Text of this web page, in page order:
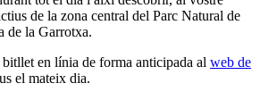
de la zona central del Parc Natural de
de la Garrotxa.
en línia de forma anticipada al web de
el mateix dia.